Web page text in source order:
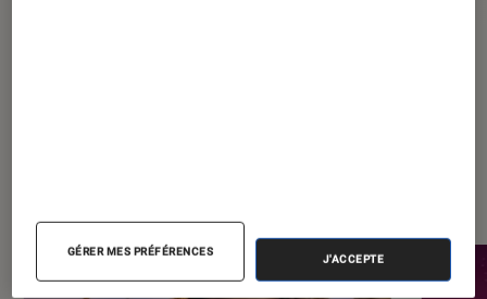
GÉRER MES PRÉFÉRENCES
J'ACCEPTE